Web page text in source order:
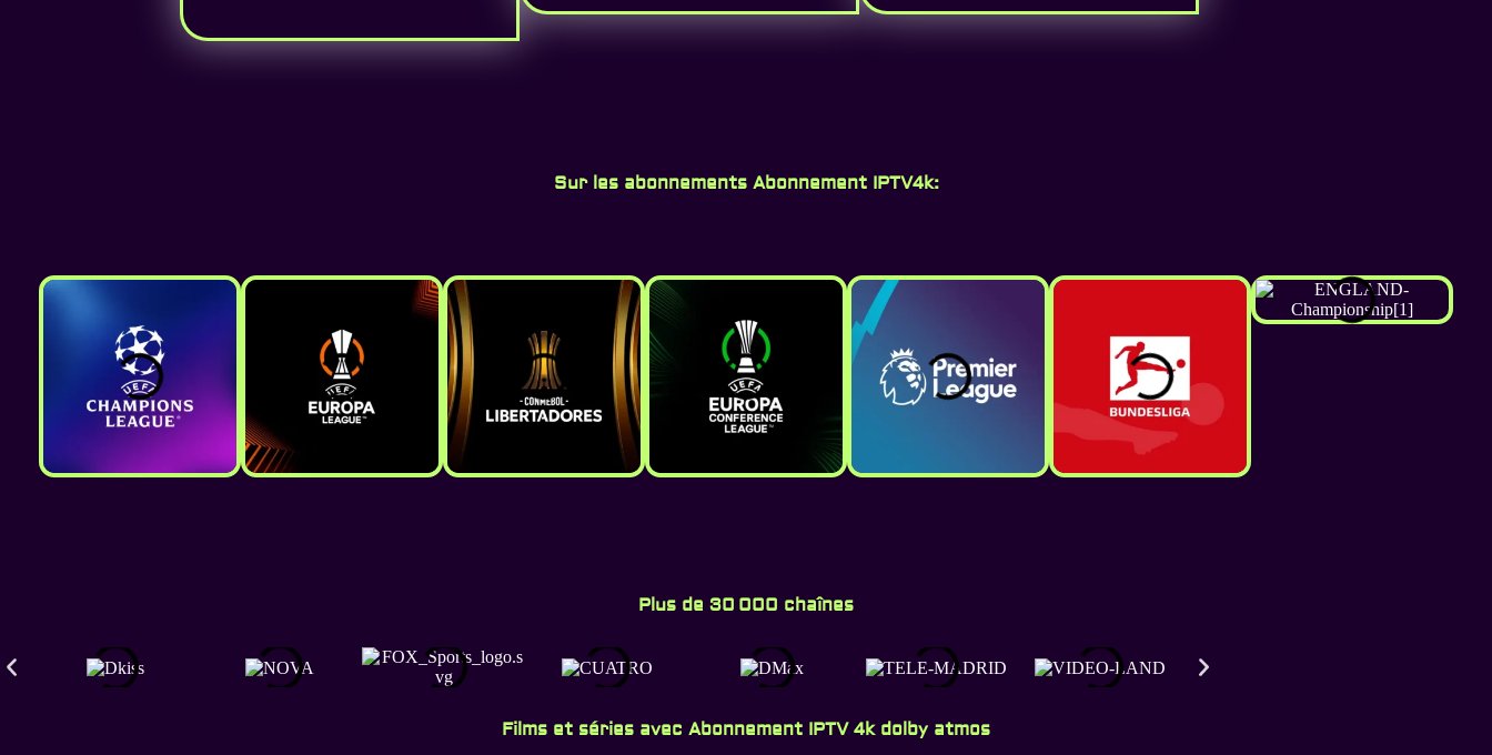
Sur les abonnements Abonnement IPTV4k:
Plus de 30 000 chaînes
Films et séries avec Abonnement IPTV 4k dolby atmos